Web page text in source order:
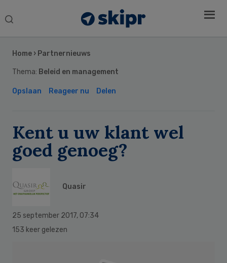
Search
Home › Partnernieuws
Thema: Beleid en management
Opslaan Reageer nu Delen
Kent u uw klant wel
goed genoeg?
Quasir
25 september 2017, 07:34
153 keer gelezen
Sidebar